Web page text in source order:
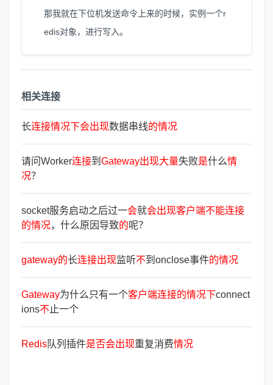
那我就在下位机发送命令上来的时候，实例一个r
edis对象，进行写入。
相关连接
长连接情况下会出现数据串线的情况
请问Worker连接到 Gateway出现大量失败是什么情
况？
socket服务启动之后过一会就会出现客户端不能连接
的情况，什么原因导致的呢？
gateway的长连接出现监听不到onclose事件的情况
Gateway为什么只有一个客户端连接的情况下connect
ions不止一个
Redis队列插件是否会出现重复消费情况